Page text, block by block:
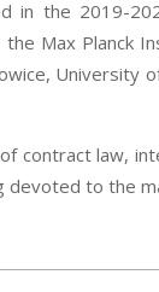
in the 2019-
Max
University
law,
devoted to the